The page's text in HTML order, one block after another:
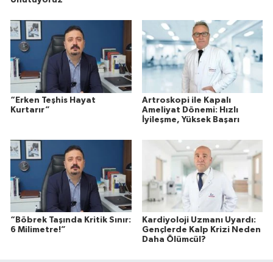
“Erken Teşhis Hayat
Kurtarır”
Artroskopi ile Kapalı
Ameliyat Dönemi: Hızlı
İyileşme, Yüksek Başarı
“Böbrek Taşında Kritik Sınır:
6 Milimetre!”
Kardiyoloji Uzmanı Uyardı:
Gençlerde Kalp Krizi Neden
Daha Ölümcül?